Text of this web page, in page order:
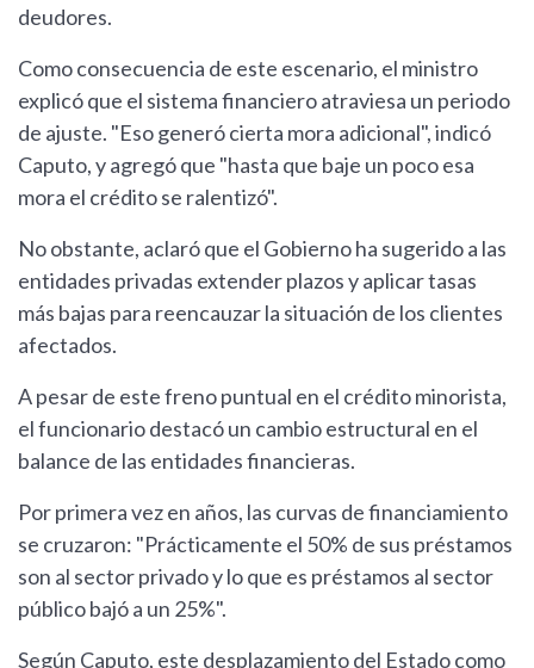
deudores.
Como consecuencia de este escenario, el ministro
explicó que el sistema financiero atraviesa un periodo
de ajuste. "Eso generó cierta mora adicional", indicó
Caputo, y agregó que "hasta que baje un poco esa
mora el crédito se ralentizó".
No obstante, aclaró que el Gobierno ha sugerido a las
entidades privadas extender plazos y aplicar tasas
más bajas para reencauzar la situación de los clientes
afectados.
A pesar de este freno puntual en el crédito minorista,
el funcionario destacó un cambio estructural en el
balance de las entidades financieras.
Por primera vez en años, las curvas de financiamiento
se cruzaron: "Prácticamente el 50% de sus préstamos
son al sector privado y lo que es préstamos al sector
público bajó a un 25%".
Según Caputo, este desplazamiento del Estado como